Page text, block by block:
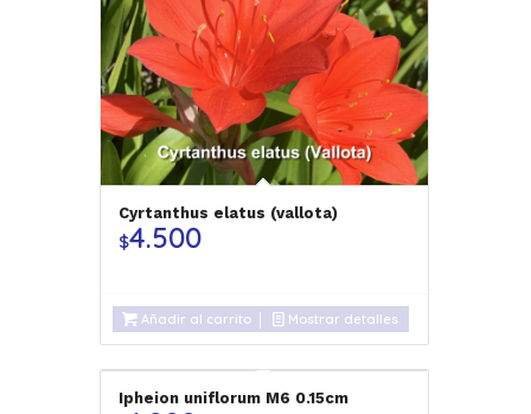
Cyrtanthus elatus (vallota)
$4.500
Añadir al carrito Mostrar detalles
Ipheion uniflorum M6 0.15cm